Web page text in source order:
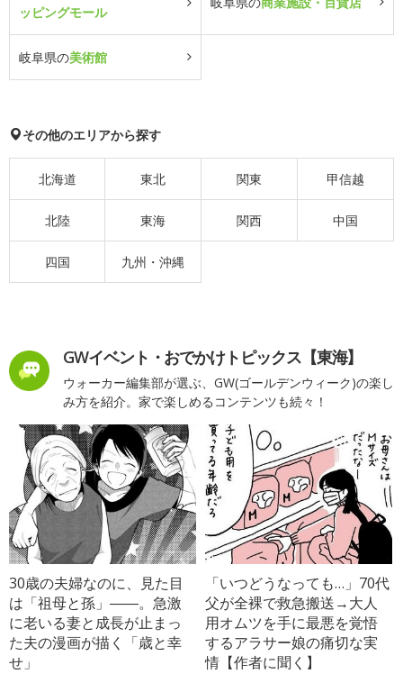
ッピングモール
岐阜県の美術館
その他のエリアから探す
北海道 東北 関東 甲信越
北陸 東海 関西 中国
四国 九州・沖縄
GWイベント・おでかけトピックス【東海】
ウォーカー編集部が選ぶ、GW(ゴールデンウィーク)の楽し
み方を紹介。家で楽しめるコンテンツも続々！
30歳の夫婦なのに、見た目
は「祖母と孫」――。急激
に老いる妻と成長が止まっ
た夫の漫画が描く「歳と幸
せ」
「いつどうなっても…」70代
父が全裸で救急搬送→大人
用オムツを手に最悪を覚悟
するアラサー娘の痛切な実
情【作者に聞く】